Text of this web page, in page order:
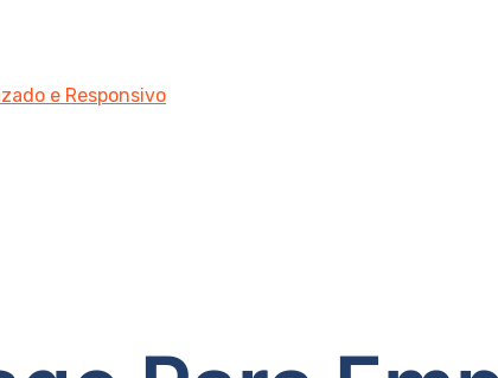
e Responsivo